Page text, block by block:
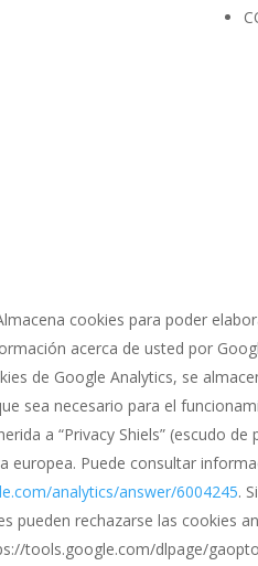
cookies para poder
acerca de usted por
de Google Analytics, se
sea necesario para el
a “Privacy Shiels” (escudo
europea. Puede consultar
analytics/answer/6004245.
pueden rechazarse las cookies
tools.google.com/dlpage/